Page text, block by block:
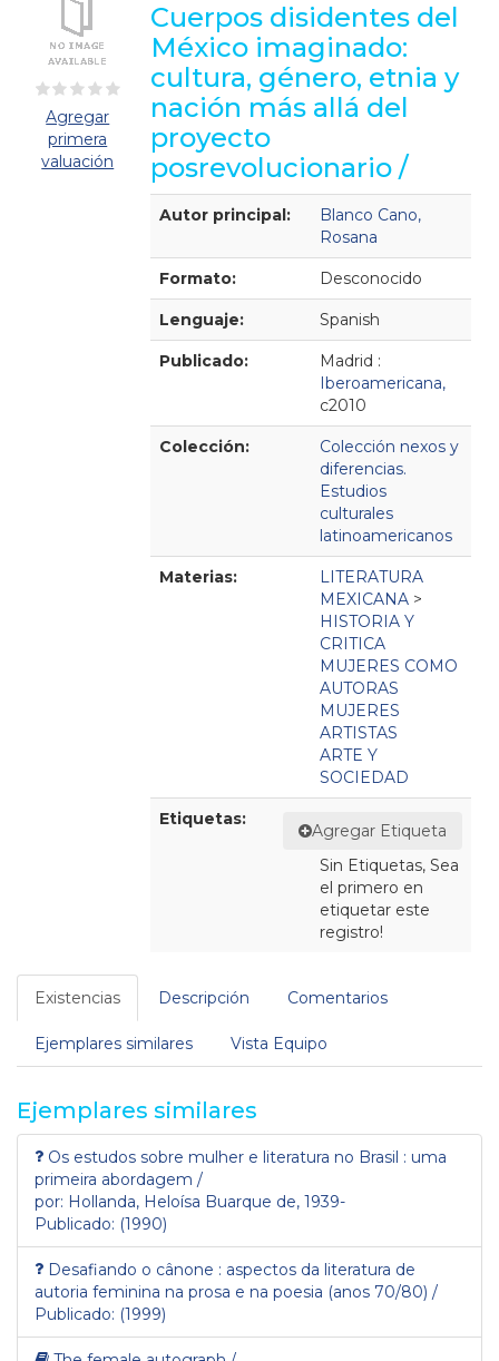
Agregar
primera
valuación
Cuerpos disidentes del
México imaginado:
cultura, género, etnia y
nación más allá del
proyecto
posrevolucionario /
Detalles Bibliográficos
Autor principal:
Blanco Cano,
Rosana
Formato: Desconocido
Lenguaje: Spanish
Publicado:
Madrid :
Iberoamericana,
c2010
Colección:
Colección nexos y
diferencias.
Estudios
culturales
latinoamericanos
Materias:
LITERATURA
MEXICANA>
HISTORIA Y
CRITICA
MUJERES COMO
AUTORAS
MUJERES
ARTISTAS
ARTE Y
SOCIEDAD
Etiquetas:
Agregar Etiqueta
Sin Etiquetas, Sea
el primero en
etiquetar este
registro!
Existencias Descripción Comentarios
Ejemplares similares Vista Equipo
Ejemplares similares
Os estudos sobre mulher e literatura no Brasil : uma
primeira abordagem /
por: Hollanda, Heloísa Buarque de, 1939-
Publicado: (1990)
Desafiando o cânone : aspectos da literatura de
autoria feminina na prosa e na poesia (anos 70/80) /
Publicado: (1999)